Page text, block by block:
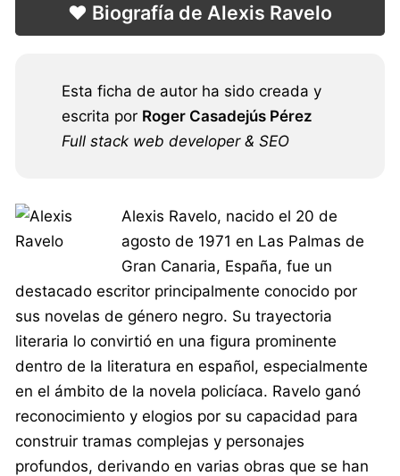
❤️ Biografía de Alexis Ravelo
Esta ficha de autor ha sido creada y
escrita por Roger Casadejús Pérez
Full stack web developer & SEO
Alexis Ravelo, nacido el 20 de
agosto de 1971 en Las Palmas de
Gran Canaria, España, fue un
destacado escritor principalmente conocido por
sus novelas de género negro. Su trayectoria
literaria lo convirtió en una figura prominente
dentro de la literatura en español, especialmente
en el ámbito de la novela policíaca. Ravelo ganó
reconocimiento y elogios por su capacidad para
construir tramas complejas y personajes
profundos, derivando en varias obras que se han